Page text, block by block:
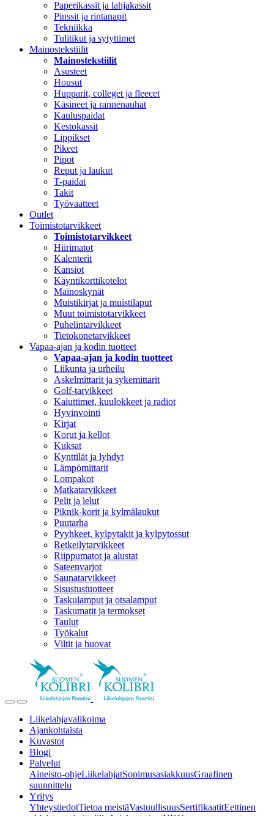
Paperikassit ja lahjakassit
Pinssit ja rintanapit
Tekniikka
Tulitikut ja sytyttimet
Mainostekstiilit
Mainostekstiilit
Asusteet
Housut
Hupparit, colleget ja fleecet
Käsineet ja rannenauhat
Kauluspaidat
Kestokassit
Lippikset
Pikeet
Pipot
Reput ja laukut
T-paidat
Takit
Työvaatteet
Outlet
Toimistotarvikkeet
Toimistotarvikkeet
Hiirimatot
Kalenterit
Kansiot
Käyntikorttikotelot
Mainoskynät
Muistikirjat ja muistilaput
Muut toimistotarvikkeet
Puhelintarvikkeet
Tietokonetarvikkeet
Vapaa-ajan ja kodin tuotteet
Vapaa-ajan ja kodin tuotteet
Liikunta ja urheilu
Askelmittarit ja sykemittarit
Golf-tarvikkeet
Kaiuttimet, kuulokkeet ja radiot
Hyvinvointi
Kirjat
Korut ja kellot
Kuksat
Kynttilät ja lyhdyt
Lämpömittarit
Lompakot
Matkatarvikkeet
Pelit ja lelut
Piknik-korit ja kylmälaukut
Puutarha
Pyyhkeet, kylpytakit ja kylpytossut
Retkeilytarvikkeet
Riippumatot ja alustat
Sateenvarjot
Saunatarvikkeet
Sisustustuotteet
Taskulamput ja otsalamput
Taskumatit ja termokset
Taulut
Työkalut
Viltit ja huovat
Liikelahjavalikoima
Ajankohtaista
Kuvastot
Blogi
Palvelut
Aineisto-ohjeLiikelahjatSopimusasiakkuusGraafinen
suunnittelu
Yritys
YhteystiedotTietoa meistäVastuullisuusSertifikaatitEettinen